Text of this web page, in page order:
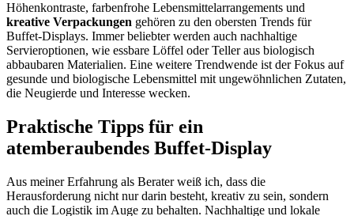
Höhenkontraste, farbenfrohe Lebensmittelarrangements und
kreative Verpackungen gehören zu den obersten Trends für
Buffet-Displays. Immer beliebter werden auch nachhaltige
Servieroptionen, wie essbare Löffel oder Teller aus biologisch
abbaubaren Materialien. Eine weitere Trendwende ist der Fokus auf
gesunde und biologische Lebensmittel mit ungewöhnlichen Zutaten,
die Neugierde und Interesse wecken.
Praktische Tipps für ein
atemberaubendes Buffet-Display
Aus meiner Erfahrung als Berater weiß ich, dass die
Herausforderung nicht nur darin besteht, kreativ zu sein, sondern
auch die Logistik im Auge zu behalten. Nachhaltige und lokale